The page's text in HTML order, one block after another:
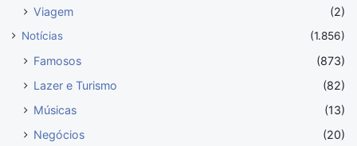
Viagem
(2)
Notícias (1.856)
Famosos
(873)
Lazer e Turismo
(82)
Músicas
(13)
Negócios
(20)